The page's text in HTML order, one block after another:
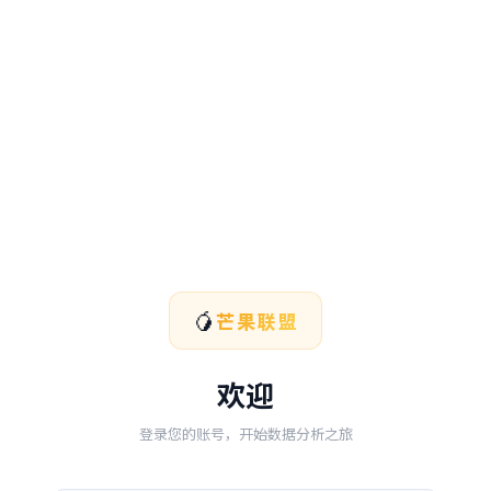
🥭芒果联盟
欢迎
登录您的账号，开始数据分析之旅